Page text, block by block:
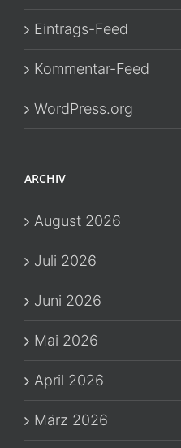
Eintrags-Feed
Kommentar-Feed
WordPress.org
ARCHIV
August 2026
Juli 2026
Juni 2026
Mai 2026
April 2026
März 2026